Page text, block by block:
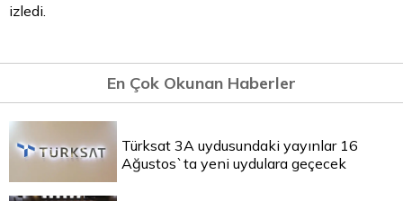
izledi.
En Çok Okunan Haberler
Türksat 3A uydusundaki yayınlar 16
Ağustos`ta yeni uydulara geçecek